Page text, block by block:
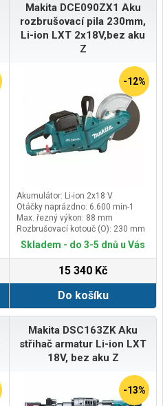
Makita DCE090ZX1 Aku
rozbrušovací pila 230mm,
Li-ion LXT 2x18V,bez aku
Z
-12%
Akumulátor: Li-ion 2x18 V
Otáčky naprázdno: 6.600 min-1
Max. řezný výkon: 88 mm
Rozbrušovací kotouč (O): 230 mm
Skladem - do 3-5 dnů u Vás
15 340 Kč
Do košíku
Makita DSC163ZK Aku
střihač armatur Li-ion LXT
18V, bez aku Z
-13%